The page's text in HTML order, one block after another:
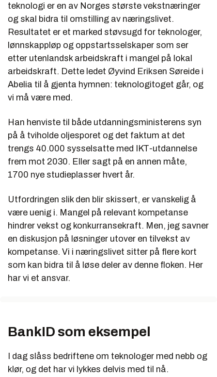
teknologi er en av Norges største vekstnæringer
og skal bidra til omstilling av næringslivet.
Resultatet er et marked støvsugd for teknologer,
lønnskappløp og oppstartsselskaper som ser
etter utenlandsk arbeidskraft i mangel på lokal
arbeidskraft. Dette ledet Øyvind Eriksen Søreide i
Abelia til å gjenta hymnen: teknologitoget går, og
vi må være med.
Han henviste til både utdanningsministerens syn
på å tviholde oljesporet og det faktum at det
trengs 40.000 sysselsatte med IKT-utdannelse
frem mot 2030. Eller sagt på en annen måte,
1700 nye studieplasser hvert år.
Utfordringen slik den blir skissert, er vanskelig å
være uenig i. Mangel på relevant kompetanse
hindrer vekst og konkurransekraft. Men, jeg savner
en diskusjon på løsninger utover en tilvekst av
kompetanse. Vi i næringslivet sitter på flere kort
som kan bidra til å løse deler av denne floken. Her
har vi et ansvar.
BankID som eksempel
I dag slåss bedriftene om teknologer med nebb og
klør, og det har vi lykkes delvis med til nå.